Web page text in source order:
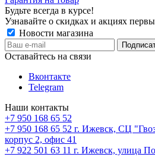
Будьте всегда в курсе!
Узнавайте о скидках и акциях
Новости магазина
Оставайтесь на связи
Вконтакте
Telegram
Наши контакты
+7 950 168 65 52
+7 950 168 65 52 г. Ижевск, СЦ
корпус 2, офис 41
+7 922 501 63 11 г. Ижевск, улица